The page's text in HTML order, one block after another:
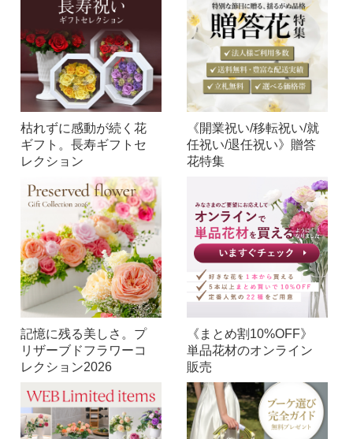
枯れずに感動が続く花
ギフト。長寿ギフトセ
レクション
《開業祝い/移転祝い/就
任祝い/退任祝い》贈答
花特集
記憶に残る美しさ。プ
リザーブドフラワーコ
レクション2026
《まとめ割10%OFF》
単品花材のオンライン
販売